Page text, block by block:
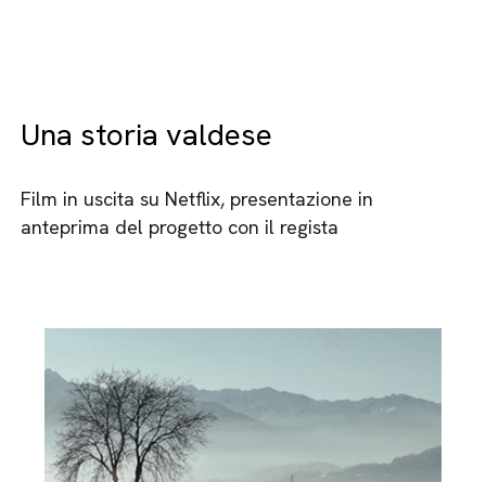
Una storia valdese
Film in uscita su Netflix, presentazione in
anteprima del progetto con il regista